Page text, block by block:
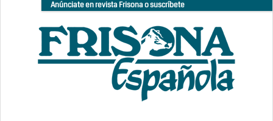
Anúnciate en revista Frisona o suscríbete